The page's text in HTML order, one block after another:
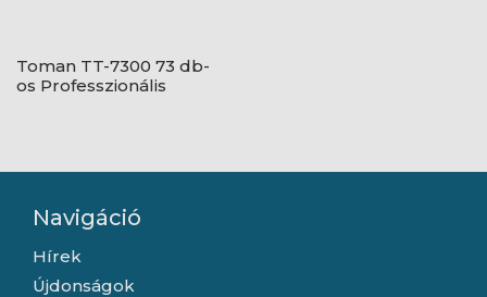
Toman TT-7300 73 db-
os Professzionális
Navigáció
Hírek
Újdonságok